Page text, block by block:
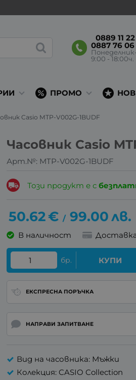
0889 11
0887 76 06
9:00 - 18:00ч.
ПРОМО
Casio MTP-V002G-1BUDF
Часовник Casio
Арт.№: MTP-V002G-1BUDF
Този продукт е с
50.62€ / 99.00лв.
В наличност
бр. КУПИ
ЕКСПРЕСНА ПОРЪЧКА
НАПРАВИ ЗАПИТВАНЕ
Вид на часовника: Мъжки
Колекция: CASIO Collection